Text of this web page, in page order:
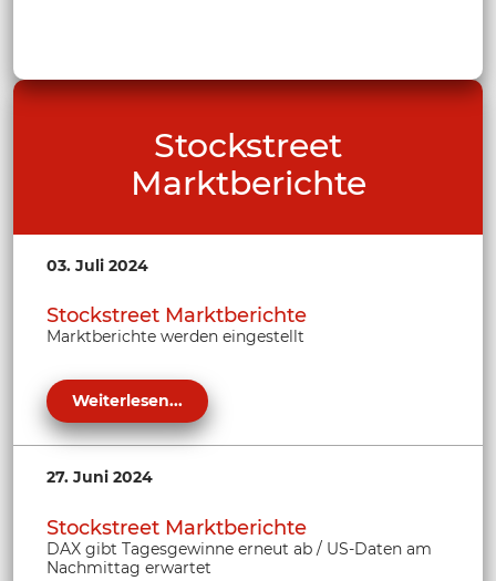
Stockstreet
Marktberichte
03. Juli 2024
Stockstreet Marktberichte
Marktberichte werden eingestellt
Weiterlesen...
27. Juni 2024
Stockstreet Marktberichte
DAX gibt Tagesgewinne erneut ab / US-Daten am
Nachmittag erwartet